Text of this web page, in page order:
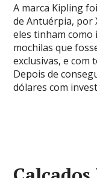
A marca Kipling
de Antuérpia, por
eles tinham como
mochilas que
exclusivas, e com
Depois de
dólares com